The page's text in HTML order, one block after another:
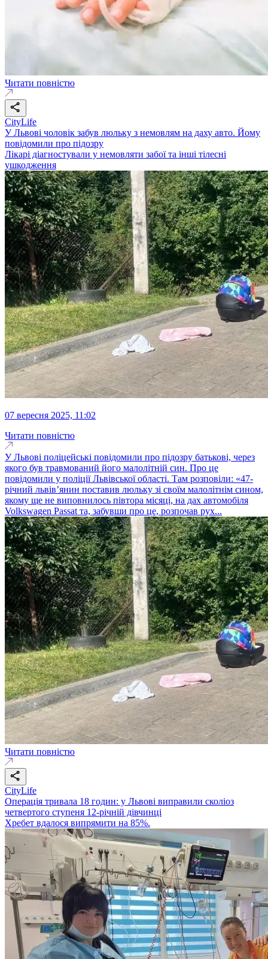
Читати повністю
CityLife
У Львові чоловік забув люльку з немовлям на даху авто. Йому
повідомили про підозру
Лікарі діагностували у немовляти забої та інші тілесні
ушкодження
07 вересня 2025, 11:02
Читати повністю
У Львові поліцейські повідомили про підозру батькові, через
якого був травмований його малолітній син. Про це
повідомили у поліції Львівської області. Там розповіли: «47-
річний львів’янин поставив люльку зі своїм малолітнім сином,
якому ще не виповнилось півтора місяці, на дах автомобіля
Volkswagen Passat та, забувши про це, розпочав рух...
Читати повністю
CityLife
Операція тривала 18 годин: у Львові виправили сколіоз
четвертого ступеня 12-річній дівчинці
Хребет вдалося випрямити на 85%.